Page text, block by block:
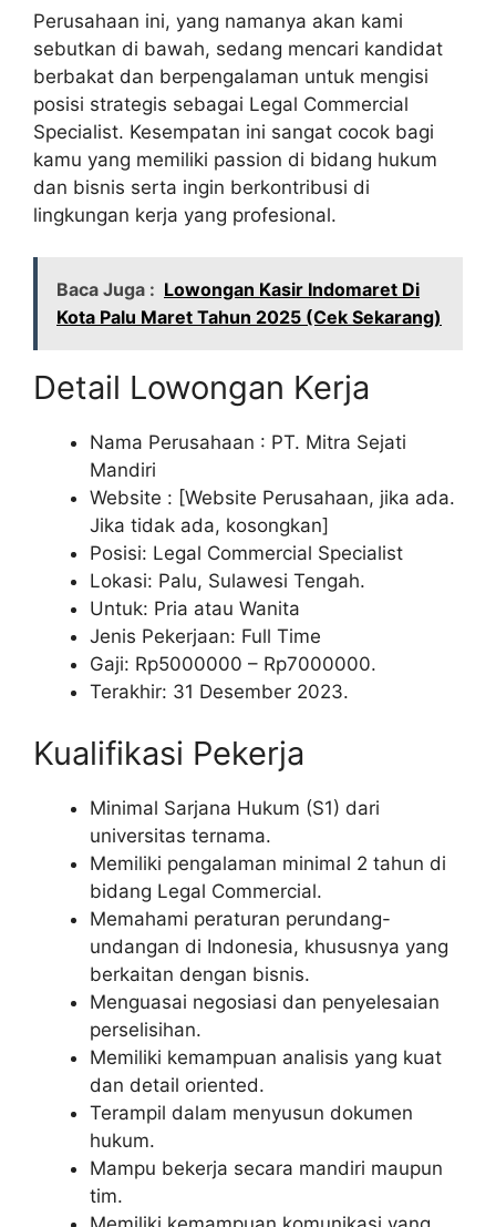
Perusahaan ini, yang namanya akan kami
sebutkan di bawah, sedang mencari kandidat
berbakat dan berpengalaman untuk mengisi
posisi strategis sebagai Legal Commercial
Specialist. Kesempatan ini sangat cocok bagi
kamu yang memiliki passion di bidang hukum
dan bisnis serta ingin berkontribusi di
lingkungan kerja yang profesional.
Baca Juga : Lowongan Kasir Indomaret Di
Kota Palu Maret Tahun 2025 (Cek Sekarang)
Detail Lowongan Kerja
Nama Perusahaan : PT. Mitra Sejati
Mandiri
Website : [Website Perusahaan, jika ada.
Jika tidak ada, kosongkan]
Posisi: Legal Commercial Specialist
Lokasi: Palu, Sulawesi Tengah.
Untuk: Pria atau Wanita
Jenis Pekerjaan: Full Time
Gaji: Rp5000000 – Rp7000000.
Terakhir: 31 Desember 2023.
Kualifikasi Pekerja
Minimal Sarjana Hukum (S1) dari
universitas ternama.
Memiliki pengalaman minimal 2 tahun di
bidang Legal Commercial.
Memahami peraturan perundang-
undangan di Indonesia, khususnya yang
berkaitan dengan bisnis.
Menguasai negosiasi dan penyelesaian
perselisihan.
Memiliki kemampuan analisis yang kuat
dan detail oriented.
Terampil dalam menyusun dokumen
hukum.
Mampu bekerja secara mandiri maupun
tim.